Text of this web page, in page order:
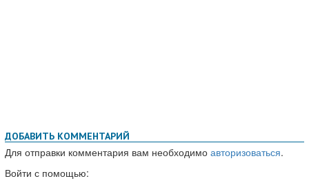
ДОБАВИТЬ КОММЕНТАРИЙ
Для отправки комментария вам необходимо авторизоваться.
Войти с помощью: